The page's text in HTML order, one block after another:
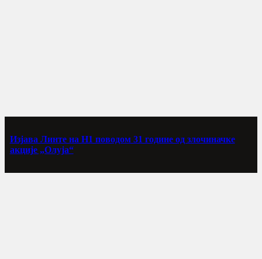
Изјава Линте на Н1 поводом 31 године од злочиначке
акције „Олуја“